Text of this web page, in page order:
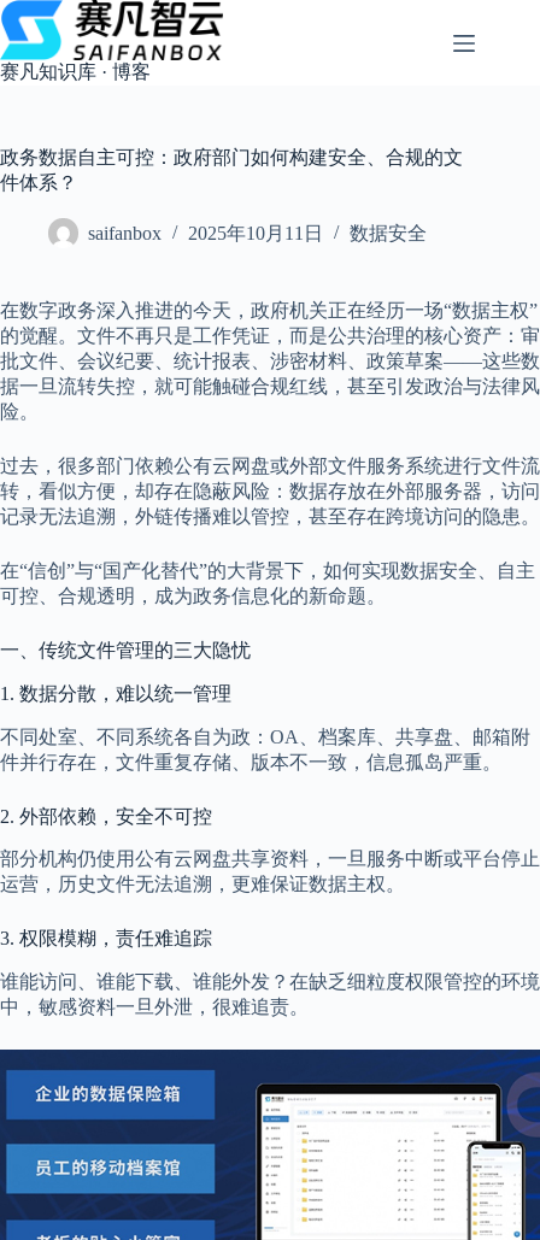
跳
过
内
容
赛凡知识库 · 博客
政务数据自主可控：政府部门如何构建安全、合规的文
件体系？
saifanbox 2025年10月11日 数据安全
在数字政务深入推进的今天，政府机关正在经历一场“数据主权”
的觉醒。文件不再只是工作凭证，而是公共治理的核心资产：审
批文件、会议纪要、统计报表、涉密材料、政策草案——这些数
据一旦流转失控，就可能触碰合规红线，甚至引发政治与法律风
险。
过去，很多部门依赖公有云网盘或外部文件服务系统进行文件流
转，看似方便，却存在隐蔽风险：数据存放在外部服务器，访问
记录无法追溯，外链传播难以管控，甚至存在跨境访问的隐患。
在“信创”与“国产化替代”的大背景下，如何实现数据安全、自主
可控、合规透明，成为政务信息化的新命题。
一、传统文件管理的三大隐忧
1. 数据分散，难以统一管理
不同处室、不同系统各自为政：OA、档案库、共享盘、邮箱附
件并行存在，文件重复存储、版本不一致，信息孤岛严重。
2. 外部依赖，安全不可控
部分机构仍使用公有云网盘共享资料，一旦服务中断或平台停止
运营，历史文件无法追溯，更难保证数据主权。
3. 权限模糊，责任难追踪
谁能访问、谁能下载、谁能外发？在缺乏细粒度权限管控的环境
中，敏感资料一旦外泄，很难追责。